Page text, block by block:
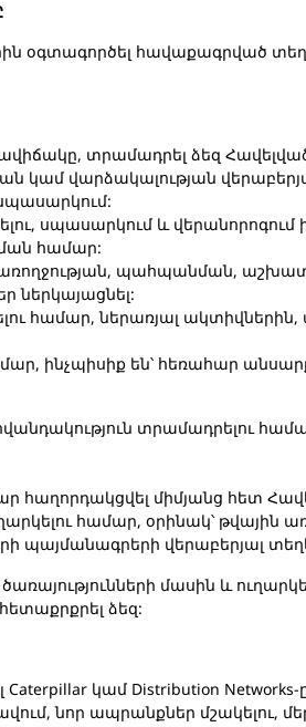
օգտագործել հավաքագրված
տրամադրել ձեզ
կամ վարձակալության
սպասարկում և վերանորոգում
համար:
պահպանման,
ներկայացնել:
համար, ներառյալ ակտիվներին,
ինչպիսիք են՝ հեռահար
տրամադրելու
հաղորդակցվել միմյանց հետ
համար, օրինակ՝ թվային
պայմանագրերի վերաբերյալ
մասին և
ձեզ:
կամ Distribution Networks-
նոր ապրանքներ մշակելու,